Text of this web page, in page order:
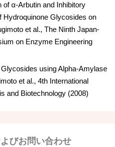
of α-Arbutin and Inhibitory
Hydroquinone Glycosides on
et al., The Ninth Japan-
on Enzyme Engineering
using Alpha-Amylase
et al., 4th International
and Biotechnology (2008)
びお問い合わせ